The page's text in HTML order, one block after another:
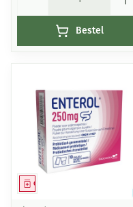
Bestel
Geneesmiddel